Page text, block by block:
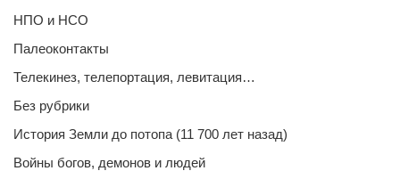
НПО и НСО
Палеоконтакты
Телекинез, телепортация, левитация…
Без рубрики
История Земли до потопа (11 700 лет назад)
Войны богов, демонов и людей